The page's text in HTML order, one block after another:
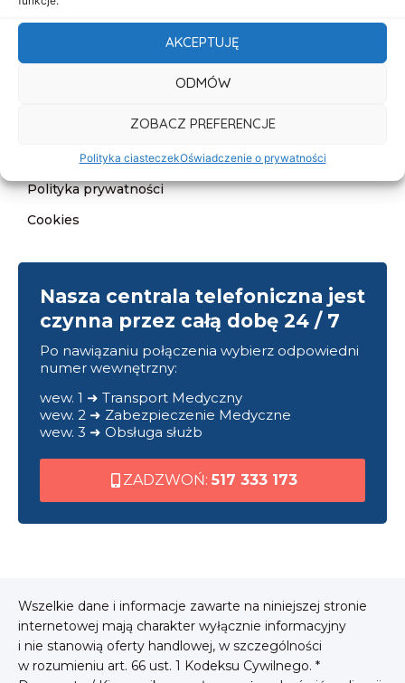
AKCEPTUJĘ
ODMÓW
ZOBACZ PREFERENCJE
Polityka ciasteczekOświadczenie o prywatności
Kontakt
Deklaracja dostępności
Klauzula informacyjna
Polityka prywatności
Cookies
Nasza centrala telefoniczna jest
czynna przez całą dobę 24 / 7
Po nawiązaniu połączenia wybierz odpowiedni
numer wewnętrzny:
wew. 1 ➜ Transport Medyczny
wew. 2 ➜ Zabezpieczenie Medyczne
wew. 3 ➜ Obsługa służb
ZADZWOŃ: 517 333 173
Wszelkie dane i informacje zawarte na niniejszej stronie
internetowej mają charakter wyłącznie informacyjny
i nie stanowią oferty handlowej, w szczególności
w rozumieniu art. 66 ust. 1 Kodeksu Cywilnego. *